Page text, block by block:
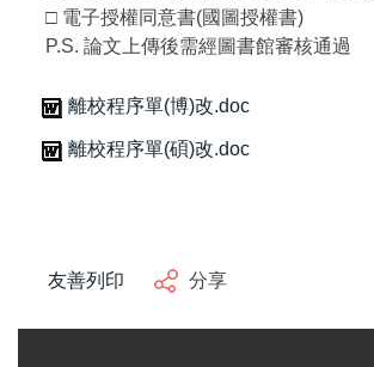
□ 電子授權同意書(國圖授權書)
P.S. 論文上傳後需經圖書館審核通過
離校程序單(博)改.doc
離校程序單(碩)改.doc
友善列印 分享